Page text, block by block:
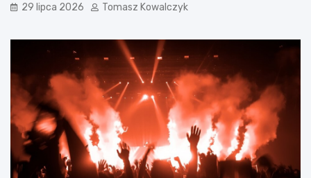
29 lipca 2026 Tomasz Kowalczyk